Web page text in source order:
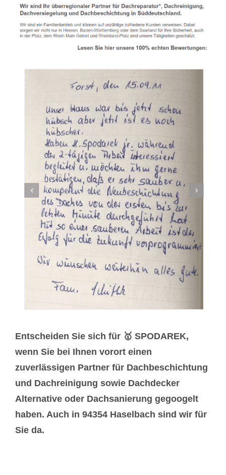
Entscheiden Sie sich für 🥇 SPODAREK,
wenn Sie bei Ihnen vorort einen
zuverlässigen Partner für Dachbeschichtung
und Dachreinigung sowie Dachdecker
Alternative oder Dachsanierung gegoogelt
haben. Auch in 94354 Haselbach sind wir für
Sie da.